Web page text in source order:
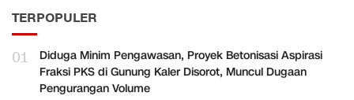
TERPOPULER
01
Diduga Minim Pengawasan, Proyek Betonisasi Aspirasi
Fraksi PKS di Gunung Kaler Disorot, Muncul Dugaan
Pengurangan Volume